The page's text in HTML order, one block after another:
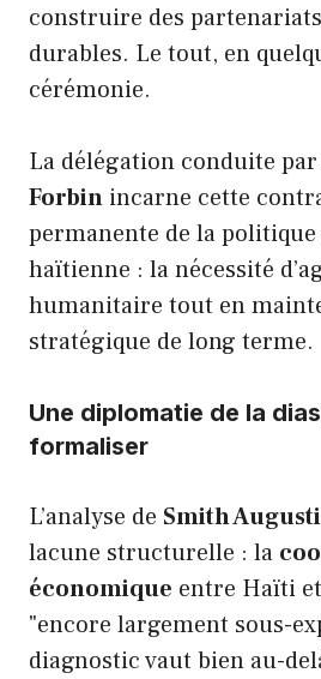
construire des
durables. Le tout, en
cérémonie.
La délégation conduite par
Forbin incarne cette
permanente de la
haïtienne : la nécessité
humanitaire tout en
stratégique de long terme.
Une diplomatie de la
formaliser
L’analyse de Smith
lacune structurelle : la
économique entre Haïti
"encore largement sous-
diagnostic vaut bien au-